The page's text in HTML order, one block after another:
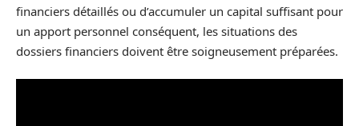
financiers détaillés ou d’accumuler un capital suffisant pour
un apport personnel conséquent, les situations des
dossiers financiers doivent être soigneusement préparées.